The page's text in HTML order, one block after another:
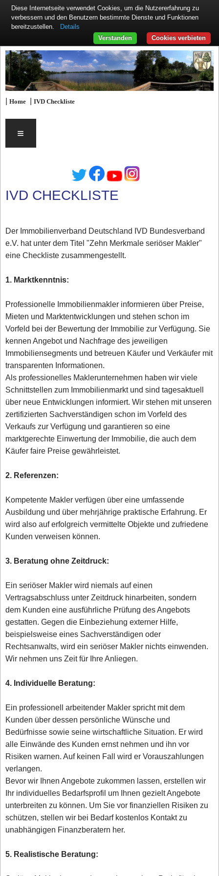
|Home |IVD Checkliste
≡
IVD CHECKLISTE
Der Immobilienverband Deutschland IVD Bundesverband
e.V. hat unter dem Titel "Zehn Merkmale seriöser Makler"
eine Checkliste zusammengestellt.
1. Marktkenntnis:
Professionelle Immobilienmakler informieren über Preise,
Mieten und Marktentwicklungen und stehen schon im
Vorfeld bei der Bewertung der Immobilie zur Verfügung. Sie
kennen Angebot und Nachfrage des jeweiligen
Immobiliensegments und betreuen Käufer und Verkäufer mit
transparenten Informationen.
Als professionelles Maklerunternehmen haben wir viele
Schnittstellen zum Immobilienmarkt und sind tagesaktuell
über neue Entwicklungen informiert. Wir stehen mit unseren
zertifizierten Sachverständigen schon im Vorfeld des
Verkaufs zur Verfügung und garantieren so eine
marktgerechte Einwertung der Immobilie, die auch dem
Käufer faire Preise gewährleistet.
2. Referenzen:
Kompetente Makler verfügen über eine umfassende
Ausbildung und über mehrjährige praktische Erfahrung. Er
wird also auf erfolgreich vermittelte Objekte und zufriedene
Kunden verweisen können.
3. Beratung ohne Zeitdruck:
Ein seriöser Makler wird niemals auf einen
Vertragsabschluss unter Zeitdruck hinarbeiten, sondern
dem Kunden eine ausführliche Prüfung des Angebots
gestatten. Gegen die Einbeziehung externer Hilfe,
beispielsweise eines Sachverständigen oder
Rechtsanwalts, wird ein seriöser Makler nichts einwenden.
Wir nehmen uns Zeit für Ihre Anliegen.
4. Individuelle Beratung:
Ein professionell arbeitender Makler spricht mit dem
Kunden über dessen persönliche Wünsche und
Bedürfnisse sowie seine wirtschaftliche Situation. Er wird
alle Einwände des Kunden ernst nehmen und ihn vor
Risiken warnen. Auf keinen Fall wird er Vorauszahlungen
verlangen.
Bevor wir Ihnen Angebote zukommen lassen, erstellen wir
Ihr individuelles Bedarfsprofil um Ihnen gezielt Angebote
unterbreiten zu können. Um Sie vor finanziellen Risiken zu
schützen, stellen wir bei Bedarf kostenlos Kontakt zu
unabhängigen Finanzberatern her.
5. Realistische Beratung:
Diese Internetseite verwendet Cookies, um die Nutzererfahrung zu
verbessern und den Benutzern bestimmte Dienste und Funktionen
bereitzustellen.
Details
Cookies verbieten
Verstanden